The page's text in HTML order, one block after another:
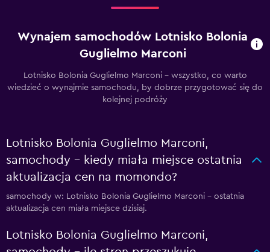
Wynajem samochodów Lotnisko Bolonia
Guglielmo Marconi
Lotnisko Bolonia Guglielmo Marconi – wszystko, co warto
wiedzieć o wynajmie samochodu, by dobrze przygotować się do
kolejnej podróży
Lotnisko Bolonia Guglielmo Marconi,
samochody – kiedy miała miejsce ostatnia
aktualizacja cen na momondo?
samochody w: Lotnisko Bolonia Guglielmo Marconi – ostatnia
aktualizacja cen miała miejsce dzisiaj.
Lotnisko Bolonia Guglielmo Marconi,